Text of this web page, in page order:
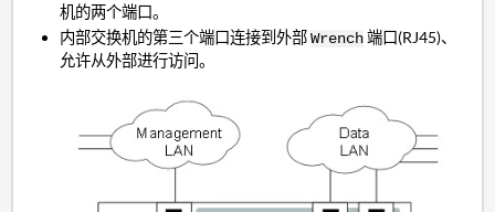
机的两个端口。
内部交换机的第三个端口连接到外部Wrench端口(RJ45)、
允许从外部进行访问。